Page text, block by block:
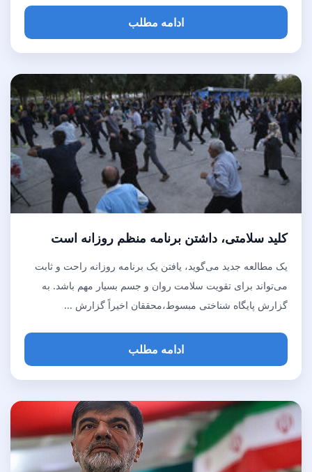
ادامه مطلب
کلید سلامتی، داشتن برنامه منظم روزانه است
یک مطالعه جدید می‌گوید، یافتن یک برنامه روزانه راحت و ثابت
می‌تواند برای تقویت سلامت روان و جسم بسیار مهم باشد. به
گزارش پایگاه شناختی مبسوط،محققان اخیراً گزارش ...
ادامه مطلب